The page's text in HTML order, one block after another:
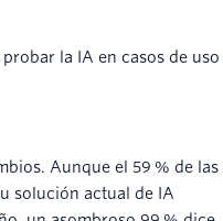
la IA en casos de uso
Aunque el 59 % de las
solución actual de IA